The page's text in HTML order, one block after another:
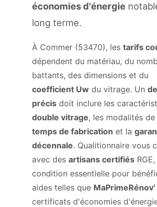
économies d'énergie
long terme.
À Commer (53470), les tarifs
dépendent du matériau, du
battants, des dimensions et du
coefficient Uw du vitrage. Un
précis doit inclure les
double vitrage, les modalités de
temps de fabrication et la
décennale. Qualitionnaire vous
avec des artisans certifiés
condition essentielle pour
aides telles que MaPrimeRénov'
certificats d'économies